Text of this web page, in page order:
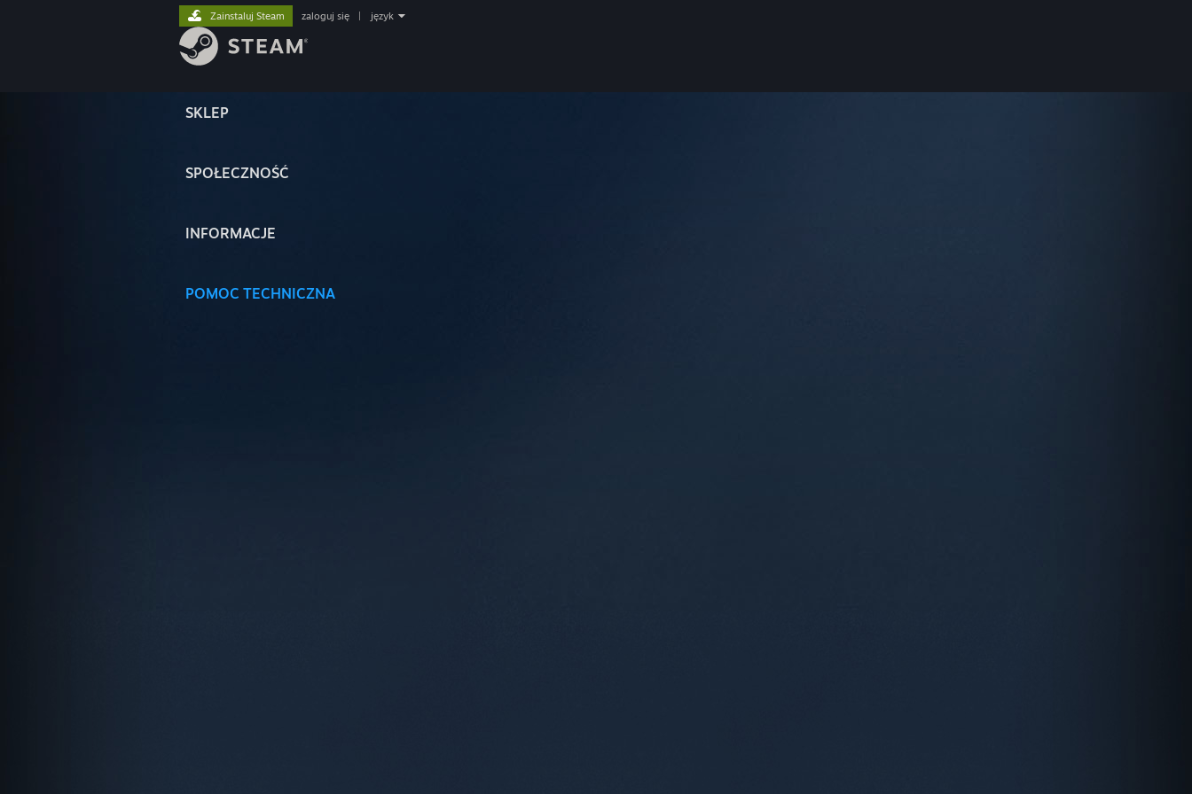
SKLEP
SPOŁECZNOŚĆ
INFORMACJE
POMOC TECHNICZNA
Zainstaluj Steam zaloguj się język